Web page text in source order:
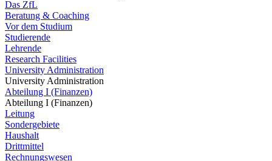
Das ZfL
Beratung & Coaching
Vor dem Studium
Studierende
Lehrende
Research Facilities
University Administration
University Administration
Abteilung I (Finanzen)
Abteilung I (Finanzen)
Leitung
Sondergebiete
Haushalt
Drittmittel
Rechnungswesen